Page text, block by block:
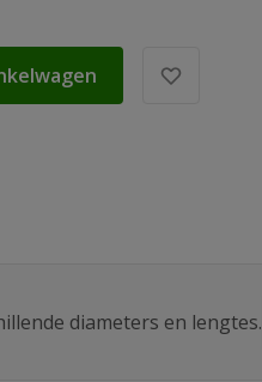
diameters en lengtes.